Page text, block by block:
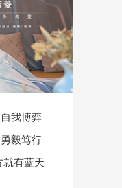
我博弈
毅笃行
就有蓝天